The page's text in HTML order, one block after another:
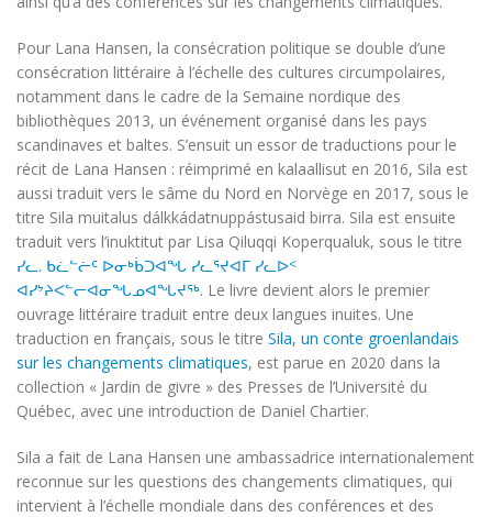
Pour Lana Hansen, la consécration politique se double d’une
consécration littéraire à l’échelle des cultures circumpolaires,
notamment dans le cadre de la Semaine nordique des
bibliothèques 2013, un événement organisé dans les pays
scandinaves et baltes. S’ensuit un essor de traductions pour le
récit de Lana Hansen : réimprimé en kalaallisut en 2016, Sila est
aussi traduit vers le sâme du Nord en Norvège en 2017, sous le
titre Sila muitalus dálkkádatnuppástusaid birra. Sila est ensuite
traduit vers l’inuktitut par Lisa Qiluqqi Koperqualuk, sous le titre
ᓯᓚ. ᑲᓛᓪᓖᑦ ᐅᓂᒃᑳᑐᐊᖓ ᓯᓚᕐᔪᐊᒥ ᓯᓚᐅᑉ
ᐊᓯᔾᔨᐸᓪᓕᐊᓂᖓᓄᐊᖓᔪᖅ. Le livre devient alors le premier
ouvrage littéraire traduit entre deux langues inuites. Une
traduction en français, sous le titre Sila, un conte groenlandais
sur les changements climatiques, est parue en 2020 dans la
collection « Jardin de givre » des Presses de l’Université du
Québec, avec une introduction de Daniel Chartier.
Sila a fait de Lana Hansen une ambassadrice internationalement
reconnue sur les questions des changements climatiques, qui
intervient à l’échelle mondiale dans des conférences et des